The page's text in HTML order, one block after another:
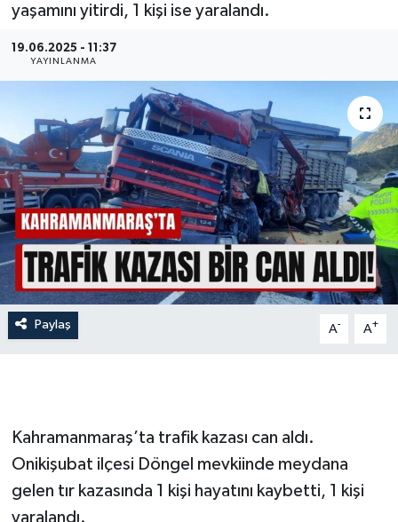
yaşamını yitirdi, 1 kişi ise yaralandı.
19.06.2025 - 11:37
YAYINLANMA
Paylaş A- A+
Kahramanmaraş’ta trafik kazası can aldı.
Onikişubat ilçesi Döngel mevkiinde meydana
gelen tır kazasında 1 kişi hayatını kaybetti, 1 kişi
yaralandı.
TEKNOLOJİ
SAĞLIK
İLÇE HABERLERİ
KÜLTÜR-SANAT
KSÜ
DÜNYA
ROPORTAJ
KADIN-AİLE
YEREL YÖNETİM
MEDYA
Tüm Manşetler
Son Dakika Haberleri
Haber Arşivi